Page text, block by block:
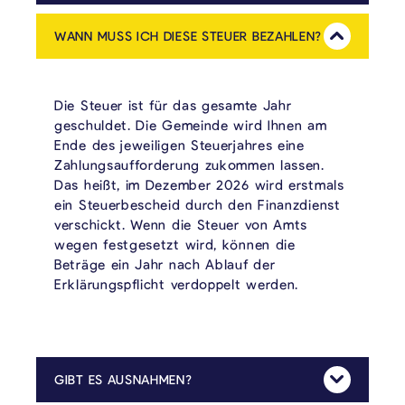
WANN MUSS ICH DIESE STEUER BEZAHLEN? Mehr
Die Steuer ist für das gesamte Jahr
geschuldet. Die Gemeinde wird Ihnen am
Ende des jeweiligen Steuerjahres eine
Zahlungsaufforderung zukommen lassen.
Das heißt, im Dezember 2026 wird erstmals
ein Steuerbescheid durch den Finanzdienst
verschickt. Wenn die Steuer von Amts
wegen festgesetzt wird, können die
Beträge ein Jahr nach Ablauf der
Erklärungspflicht verdoppelt werden.
GIBT ES AUSNAHMEN? Mehr